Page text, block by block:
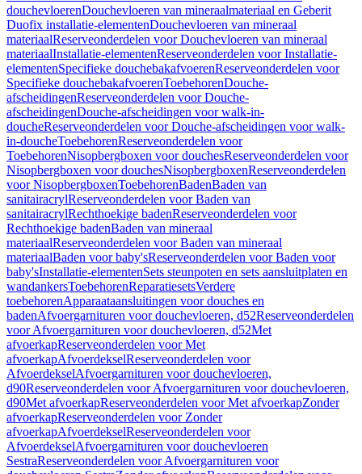
douchevloerenDouchevloeren van mineraalmateriaal en Geberit
Duofix installatie-elementenDouchevloeren van mineraal
materiaalReserveonderdelen voor Douchevloeren van mineraal
materiaalInstallatie-elementenReserveonderdelen voor Installatie-
elementenSpecifieke douchebakafvoerenReserveonderdelen voor
Specifieke douchebakafvoerenToebehorenDouche-
afscheidingenReserveonderdelen voor Douche-
afscheidingenDouche-afscheidingen voor walk-in-
doucheReserveonderdelen voor Douche-afscheidingen voor walk-
in-doucheToebehorenReserveonderdelen voor
ToebehorenNisopbergboxen voor douchesReserveonderdelen voor
Nisopbergboxen voor douchesNisopbergboxenReserveonderdelen
voor NisopbergboxenToebehorenBadenBaden van
sanitairacrylReserveonderdelen voor Baden van
sanitairacrylRechthoekige badenReserveonderdelen voor
Rechthoekige badenBaden van mineraal
materiaalReserveonderdelen voor Baden van mineraal
materiaalBaden voor baby'sReserveonderdelen voor Baden voor
baby'sInstallatie-elementenSets steunpoten en sets aansluitplaten en
wandankersToebehorenReparatiesetsVerdere
toebehorenApparaataansluitingen voor douches en
badenAfvoergarnituren voor douchevloeren, d52Reserveonderdelen
voor Afvoergarnituren voor douchevloeren, d52Met
afvoerkapReserveonderdelen voor Met
afvoerkapAfvoerdekselReserveonderdelen voor
AfvoerdekselAfvoergarnituren voor douchevloeren,
d90Reserveonderdelen voor Afvoergarnituren voor douchevloeren,
d90Met afvoerkapReserveonderdelen voor Met afvoerkapZonder
afvoerkapReserveonderdelen voor Zonder
afvoerkapAfvoerdekselReserveonderdelen voor
AfvoerdekselAfvoergarnituren voor douchevloeren
SestraReserveonderdelen voor Afvoergarnituren voor